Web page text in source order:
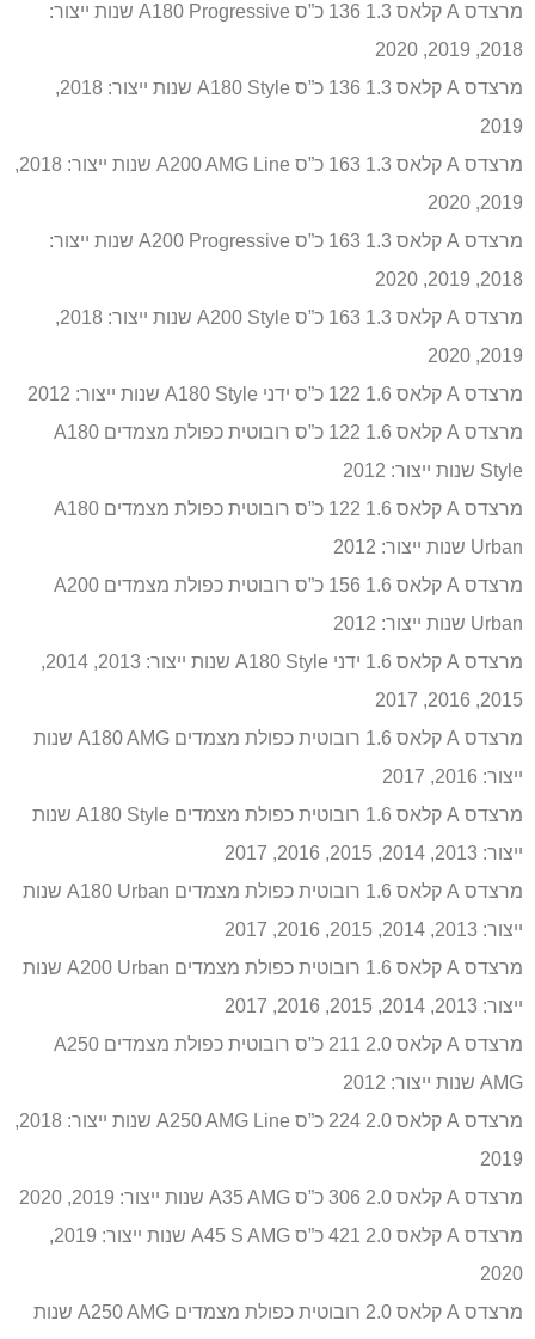
מרצדס A קלאס 1.3 136 כ”ס A180 Progressive שנות ייצור:
2018, 2019, 2020
מרצדס A קלאס 1.3 136 כ”ס A180 Style שנות ייצור: 2018,
2019
מרצדס A קלאס 1.3 163 כ”ס A200 AMG Line שנות ייצור: 2018,
2019, 2020
מרצדס A קלאס 1.3 163 כ”ס A200 Progressive שנות ייצור:
2018, 2019, 2020
מרצדס A קלאס 1.3 163 כ”ס A200 Style שנות ייצור: 2018,
2019, 2020
מרצדס A קלאס 1.6 122 כ”ס ידני A180 Style שנות ייצור: 2012
מרצדס A קלאס 1.6 122 כ”ס רובוטית כפולת מצמדים A180
Style שנות ייצור: 2012
מרצדס A קלאס 1.6 122 כ”ס רובוטית כפולת מצמדים A180
Urban שנות ייצור: 2012
מרצדס A קלאס 1.6 156 כ”ס רובוטית כפולת מצמדים A200
Urban שנות ייצור: 2012
מרצדס A קלאס 1.6 ידני A180 Style שנות ייצור: 2013, 2014,
2015, 2016, 2017
מרצדס A קלאס 1.6 רובוטית כפולת מצמדים A180 AMG שנות
ייצור: 2016, 2017
מרצדס A קלאס 1.6 רובוטית כפולת מצמדים A180 Style שנות
ייצור: 2013, 2014, 2015, 2016, 2017
מרצדס A קלאס 1.6 רובוטית כפולת מצמדים A180 Urban שנות
ייצור: 2013, 2014, 2015, 2016, 2017
מרצדס A קלאס 1.6 רובוטית כפולת מצמדים A200 Urban שנות
ייצור: 2013, 2014, 2015, 2016, 2017
מרצדס A קלאס 2.0 211 כ”ס רובוטית כפולת מצמדים A250
AMG שנות ייצור: 2012
מרצדס A קלאס 2.0 224 כ”ס A250 AMG Line שנות ייצור: 2018,
2019
מרצדס A קלאס 2.0 306 כ”ס A35 AMG שנות ייצור: 2019, 2020
מרצדס A קלאס 2.0 421 כ”ס A45 S AMG שנות ייצור: 2019,
2020
מרצדס A קלאס 2.0 רובוטית כפולת מצמדים A250 AMG שנות